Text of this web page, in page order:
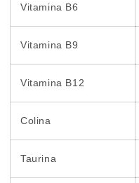
Vitamina B6
Vitamina B9
Vitamina B12
Colina
Taurina